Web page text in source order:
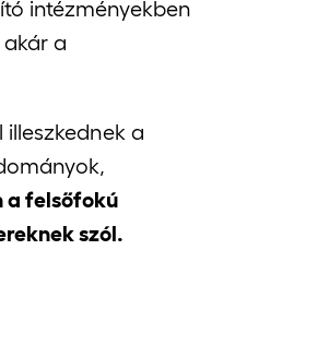
intézményekben
a
a
a felsőfokú
szól.